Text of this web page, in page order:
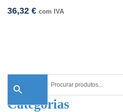
36,32 € com IVA
Categorias